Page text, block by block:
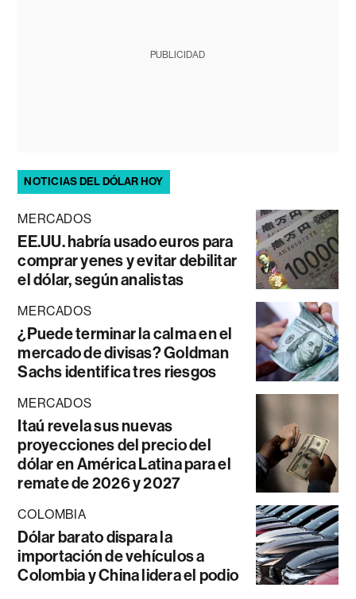
PUBLICIDAD
NOTICIAS DEL DÓLAR HOY
MERCADOS
EE.UU. habría usado euros para
comprar yenes y evitar debilitar
el dólar, según analistas
MERCADOS
¿Puede terminar la calma en el
mercado de divisas? Goldman
Sachs identifica tres riesgos
MERCADOS
Itaú revela sus nuevas
proyecciones del precio del
dólar en América Latina para el
remate de 2026 y 2027
COLOMBIA
Dólar barato dispara la
importación de vehículos a
Colombia y China lidera el podio